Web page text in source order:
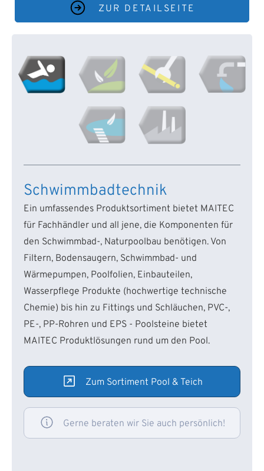
ZUR DETAILSEITE
Schwimmbadtechnik
Ein umfassendes Produktsortiment bietet MAITEC
für Fachhändler und all jene, die Komponenten für
den Schwimmbad-, Naturpoolbau benötigen. Von
Filtern, Bodensaugern, Schwimmbad- und
Wärmepumpen, Poolfolien, Einbauteilen,
Wasserpflege Produkte (hochwertige technische
Chemie) bis hin zu Fittings und Schläuchen, PVC-,
PE-, PP-Rohren und EPS - Poolsteine bietet
MAITEC Produktlösungen rund um den Pool.
Zum Sortiment Pool & Teich
Gerne beraten wir Sie auch persönlich!